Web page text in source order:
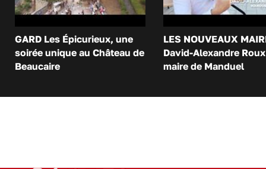
GARD Les Épicurieux, une
soirée unique au Château de
Beaucaire
LES NOUVEAUX
David-Alexandre
maire de Manduel